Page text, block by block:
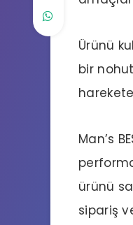
Ürünü
bir
Man’s
ürünü
sipariş